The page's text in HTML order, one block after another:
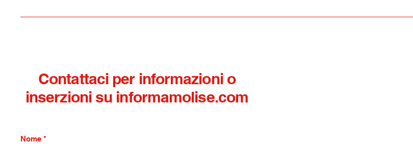
Campolieto
Contattaci per informazioni o
inserzioni su informamolise.com
Nome *